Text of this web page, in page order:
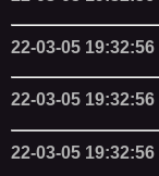
22-03-05 19:32:56
22-03-05 19:32:56
22-03-05 19:32:56